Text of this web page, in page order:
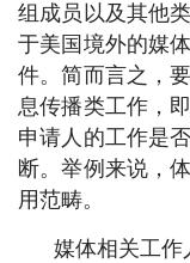
组成员以及其他
于美国境外的媒
件。简而言之，
息传播类工作，
申请人的工作是
断。举例来说，
用范畴。
媒体相关工作